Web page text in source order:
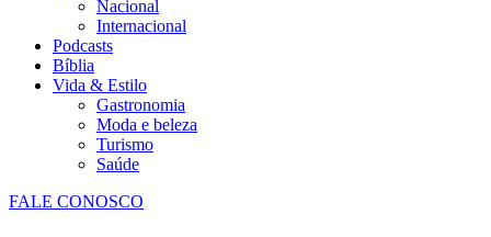
Nacional
Internacional
Podcasts
Bíblia
Vida & Estilo
Gastronomia
Moda e beleza
Turismo
Saúde
FALE CONOSCO